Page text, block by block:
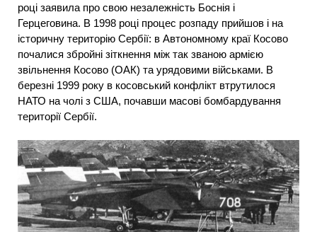
році заявила про свою незалежність Боснія і
Герцеговина. В 1998 році процес розпаду прийшов і на
історичну територію Сербії: в Автономному краї Косово
почалися збройні зіткнення між так званою армією
звільнення Косово (ОАК) та урядовими військами. В
березні 1999 року в косовський конфлікт втрутилося
НАТО на чолі з США, почавши масові бомбардування
території Сербії.